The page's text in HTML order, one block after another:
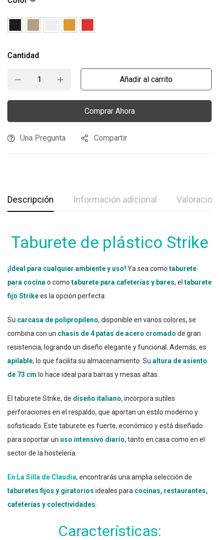
Cantidad
Añadir al carrito
Comprar Ahora
Una Pregunta Compartir
Descripción Información adicional
Taburete de plástico Strike
¡Ideal para cualquier ambiente y uso! Ya sea como taburete
para cocina o como taburete para cafeterías y bares, el taburete
fijo Strikees la opción perfecta.
Su carcasa de polipropileno, disponible en varios colores, se
combina con un chasis de 4 patas de acero cromado de gran
resistencia, logrando un diseño elegante y funcional. Además, es
apilable, lo que facilita su almacenamiento. Su altura de asiento
de 73 cm lo hace ideal para barras y mesas altas.
El taburete Strike, de diseño italiano, incorpora sutiles
perforaciones en el respaldo, que aportan un estilo moderno y
sofisticado. Este taburete es fuerte, económico y está diseñado
para soportar un uso intensivo diario, tanto en casa como en el
sector de la hostelería.
En La Silla de Claudia, encontrarás una amplia selección de
taburetes fijos y giratorios ideales para cocinas, restaurantes,
cafeterías y colectividades
Características: